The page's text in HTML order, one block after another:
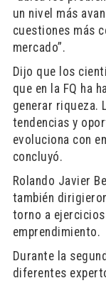
un nivel más
cuestiones más
mercado”.
Dijo que los
que en la FQ ha
generar riqueza.
tendencias y
evoluciona con
concluyó.
Rolando Javier
también
torno a
emprendimiento.
Durante la
diferentes